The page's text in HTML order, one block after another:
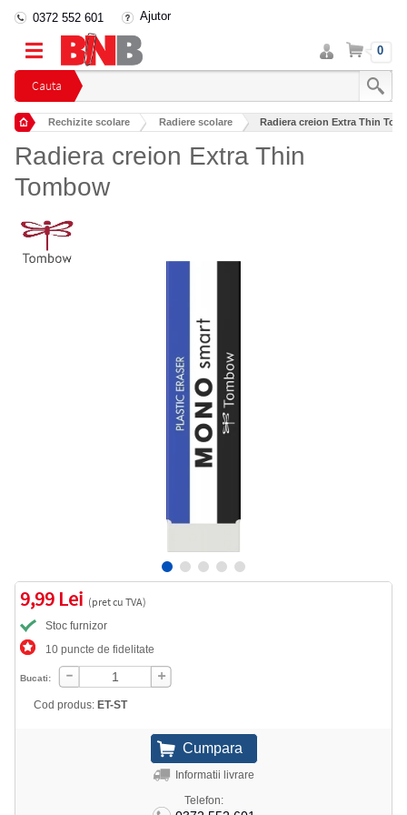
Cauta
0372 552 601 Ajutor
Intra
in
cont
Cos 0
Rechizite scolare Radiere scolare Radiera creion Extra Thin
Radiera creion Extra Thin
Tombow
9,99 Lei (pret cu TVA)
Stoc furnizor
10 puncte de fidelitate
Bucati:
Cod produs: ET-ST
Informatii livrare
Telefon: